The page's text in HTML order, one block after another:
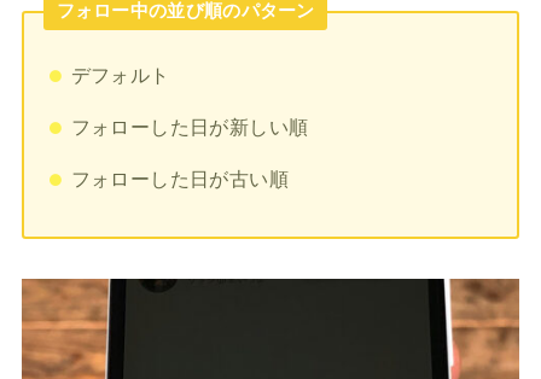
フォロー中の並び順のパターン
デフォルト
フォローした日が新しい順
フォローした日が古い順